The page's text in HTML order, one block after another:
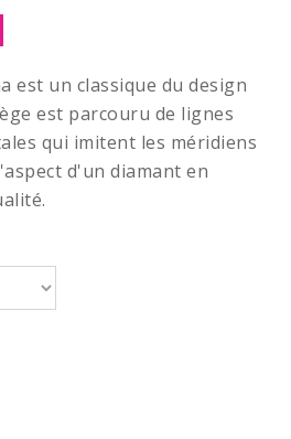
est un classique du design
est parcouru de lignes
qui imitent les méridiens
d'un diamant en